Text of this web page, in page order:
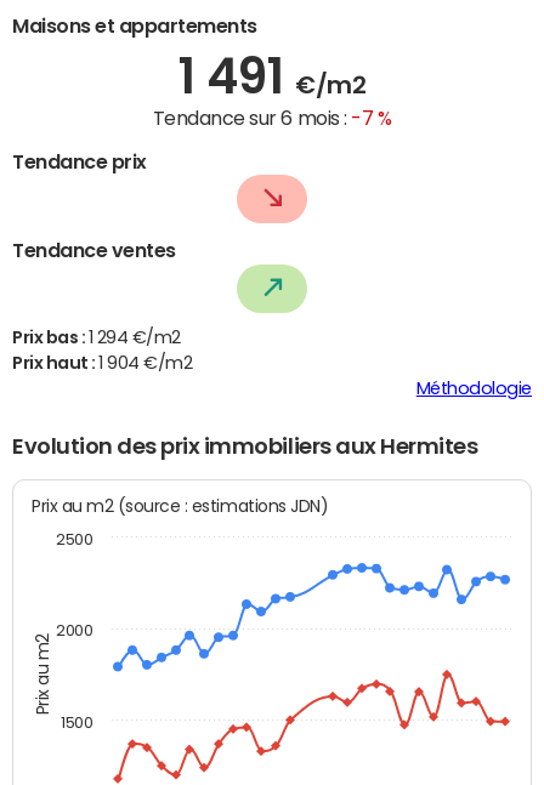
Maisons et appartements
1 491 €/m2
Tendance sur 6 mois : -7 %
Tendance prix
Tendance ventes
Prix bas :
1 294 €/m2
Prix haut :
1 904 €/m2
Méthodologie
Evolution des prix immobiliers aux Hermites
Prix au m2
Prix au m2 (source : estimations JDN)
1500
2000
2500